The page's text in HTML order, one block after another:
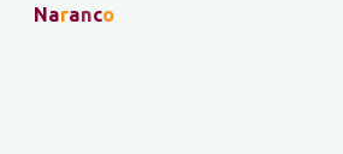
Naranco